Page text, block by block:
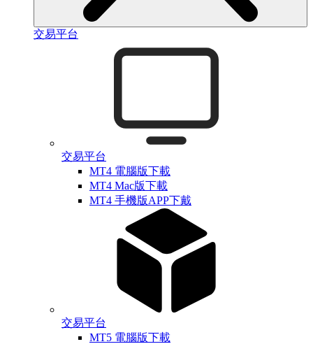
交易平台
交易平台
MT4 電腦版下載
MT4 Mac版下載
MT4 手機版APP下戴
交易平台
MT5 電腦版下載